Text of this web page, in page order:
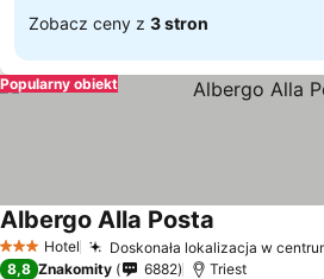
Zobacz ceny z 3 stron
Popularny obiekt
3 Kategoria
Hotel Doskonała lokalizacja w
Albergo Alla Posta
8,8 Znakomity 6882 Triest